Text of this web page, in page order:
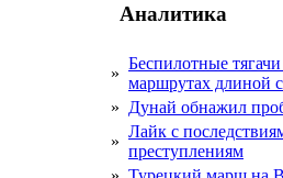
Аналитика
»
Беспилотные
маршрутах длиной
» Дунай обнажил
»
Лайк с
преступлениям